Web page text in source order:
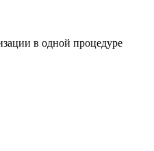
в одной процедуре